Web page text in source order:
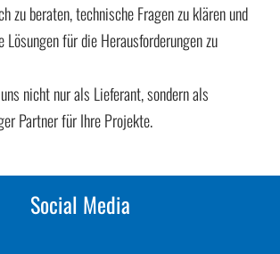
zu beraten, technische Fragen zu klären und
Lösungen für die Herausforderungen zu
nicht nur als Lieferant, sondern als
Partner für Ihre Projekte.
Social Media